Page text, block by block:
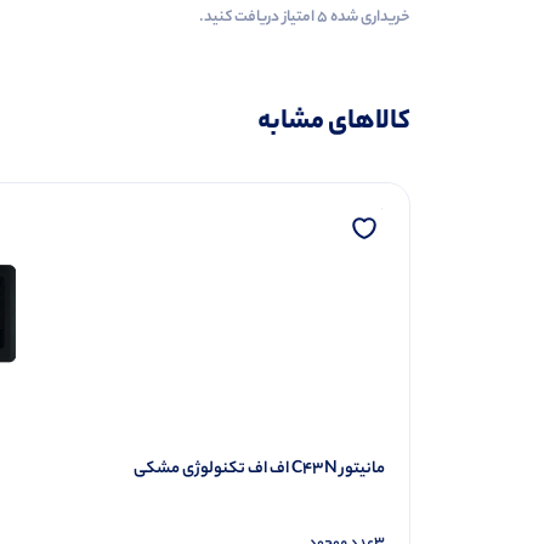
خریداری شده ۵ امتیاز دریافت کنید.
کالاهای مشابه
مانیتور C43N اف اف تکنولوژی مشکی